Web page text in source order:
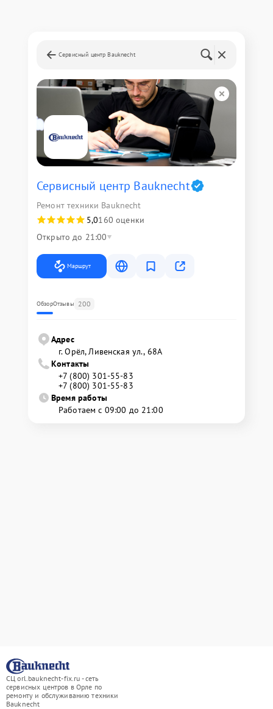
Сервисный центр Bauknecht
Сервисный центр Bauknecht
Ремонт техники Bauknecht
5,0160 оценки
Открыто до 21:00
Маршрут
ОбзорОтзывы 200
Адрес
г. Орёл, Ливенская ул., 68А
Контакты
+7 (800) 301-55-83
+7 (800) 301-55-83
Время работы
Работаем с 09:00 до 21:00
СЦ orl.bauknecht-fix.ru - сеть
сервисных центров в Орле по
ремонту и обслуживанию техники
Bauknecht